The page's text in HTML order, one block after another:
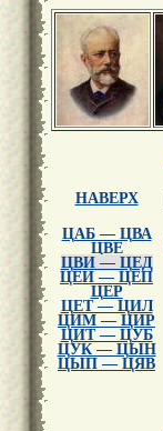
НАВЕРХ
ЦАБ — ЦВА
ЦВЕ
ЦВИ — ЦЕД
ЦЕИ — ЦЕП
ЦЕР
ЦЕТ — ЦИЛ
ЦИМ — ЦИР
ЦИТ — ЦУБ
ЦУК — ЦЫН
ЦЫП — ЦЯВ